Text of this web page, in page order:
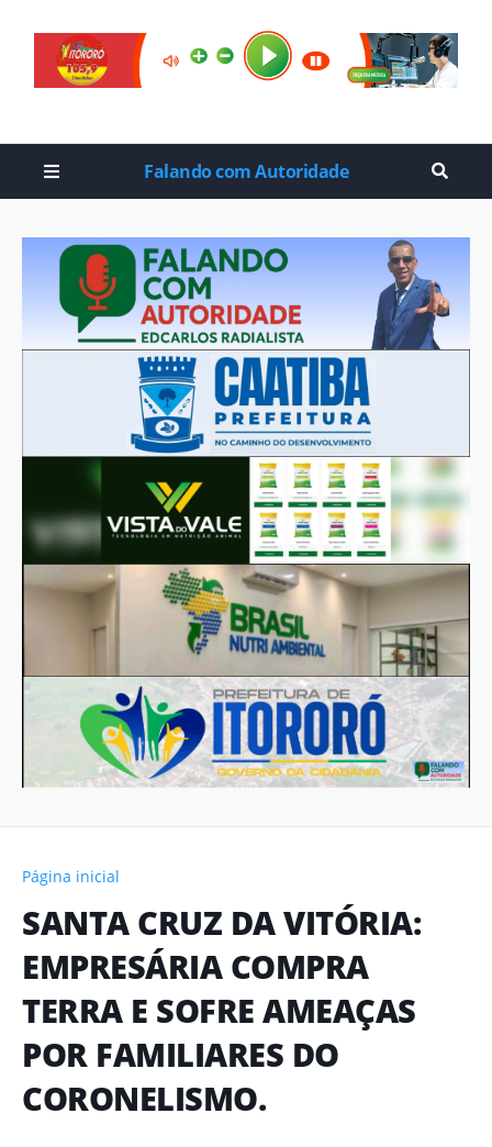
Falando com Autoridade
Página inicial
SANTA CRUZ DA VITÓRIA:
EMPRESÁRIA COMPRA
TERRA E SOFRE AMEAÇAS
POR FAMILIARES DO
CORONELISMO.